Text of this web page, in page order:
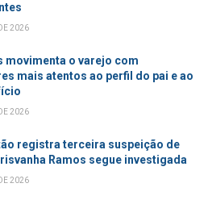
2026
movimenta o varejo com
mais atentos ao perfil do pai e ao
2026
registra terceira suspeição de
Ramos segue investigada
2026